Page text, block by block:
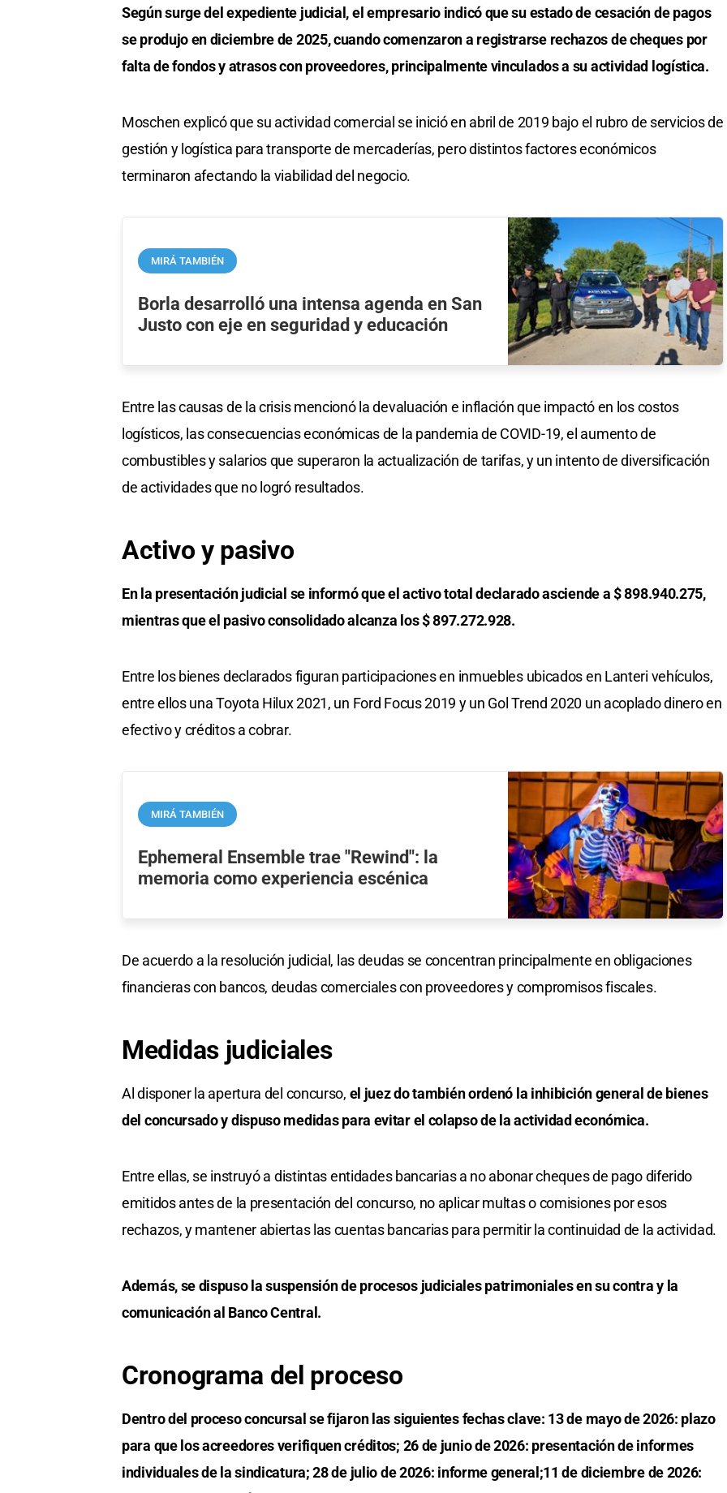
Según surge del expediente judicial, el empresario indicó que su estado de cesación de pagos
se produjo en diciembre de 2025, cuando comenzaron a registrarse rechazos de cheques por
falta de fondos y atrasos con proveedores, principalmente vinculados a su actividad logística.
Moschen explicó que su actividad comercial se inició en abril de 2019 bajo el rubro de servicios de
gestión y logística para transporte de mercaderías, pero distintos factores económicos
terminaron afectando la viabilidad del negocio.
MIRÁ TAMBIÉN
Borla desarrolló una intensa agenda en San
Justo con eje en seguridad y educación
Entre las causas de la crisis mencionó la devaluación e inflación que impactó en los costos
logísticos, las consecuencias económicas de la pandemia de COVID-19, el aumento de
combustibles y salarios que superaron la actualización de tarifas, y un intento de diversificación
de actividades que no logró resultados.
Activo y pasivo
En la presentación judicial se informó que el activo total declarado asciende a $ 898.940.275,
mientras que el pasivo consolidado alcanza los $ 897.272.928.
Entre los bienes declarados figuran participaciones en inmuebles ubicados en Lanteri vehículos,
entre ellos una Toyota Hilux 2021, un Ford Focus 2019 y un Gol Trend 2020 un acoplado dinero en
efectivo y créditos a cobrar.
MIRÁ TAMBIÉN
Ephemeral Ensemble trae "Rewind": la
memoria como experiencia escénica
De acuerdo a la resolución judicial, las deudas se concentran principalmente en obligaciones
financieras con bancos, deudas comerciales con proveedores y compromisos fiscales.
Medidas judiciales
Al disponer la apertura del concurso, el juez do también ordenó la inhibición general de bienes
del concursado y dispuso medidas para evitar el colapso de la actividad económica.
Entre ellas, se instruyó a distintas entidades bancarias a no abonar cheques de pago diferido
emitidos antes de la presentación del concurso, no aplicar multas o comisiones por esos
rechazos, y mantener abiertas las cuentas bancarias para permitir la continuidad de la actividad.
Además, se dispuso la suspensión de procesos judiciales patrimoniales en su contra y la
comunicación al Banco Central.
Cronograma del proceso
Dentro del proceso concursal se fijaron las siguientes fechas clave: 13 de mayo de 2026: plazo
para que los acreedores verifiquen créditos; 26 de junio de 2026: presentación de informes
individuales de la sindicatura; 28 de julio de 2026: informe general;11 de diciembre de 2026: